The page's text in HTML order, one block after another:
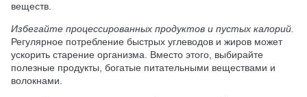
веществ.
Избегайте процессированных продуктов и пустых калорий.
Регулярное потребление быстрых углеводов и жиров может
ускорить старение организма. Вместо этого, выбирайте
полезные продукты, богатые питательными веществами и
волокнами.